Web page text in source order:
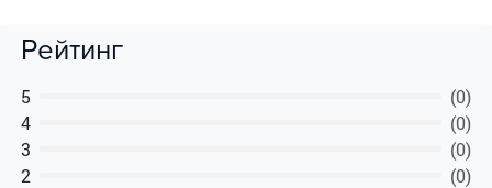
Рейтинг
5
(0)
4
(0)
3
(0)
2
(0)